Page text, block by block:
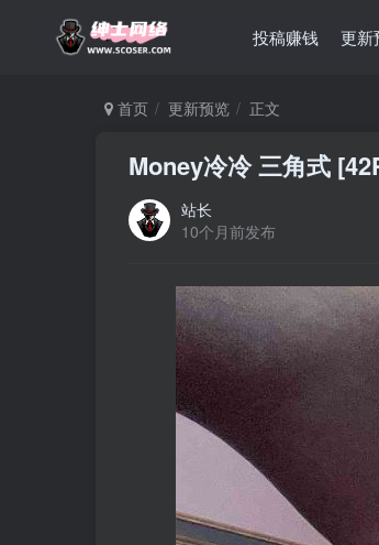
投稿赚钱 更新
首页 更新预览 正文
Money冷冷 三角式
站长
10个月前发布